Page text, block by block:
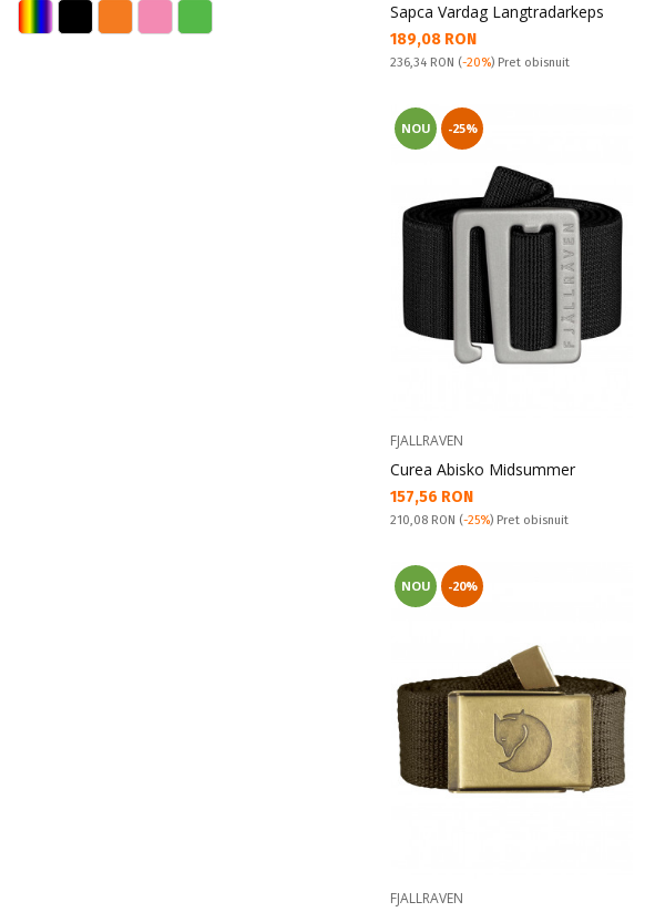
Sapca Vardag Langtradarkeps
Текуща цена:
189,08 RON
Pret obisnuit:
236,34 RON (-20%) Pret obisnuit
NOU -25%
FJALLRAVEN
Curea Abisko Midsummer
Текуща цена:
157,56 RON
Pret obisnuit:
210,08 RON (-25%) Pret obisnuit
NOU -20%
FJALLRAVEN